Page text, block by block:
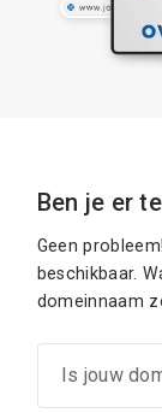
Ben je er
Geen
beschikbaar.
domeinnaam